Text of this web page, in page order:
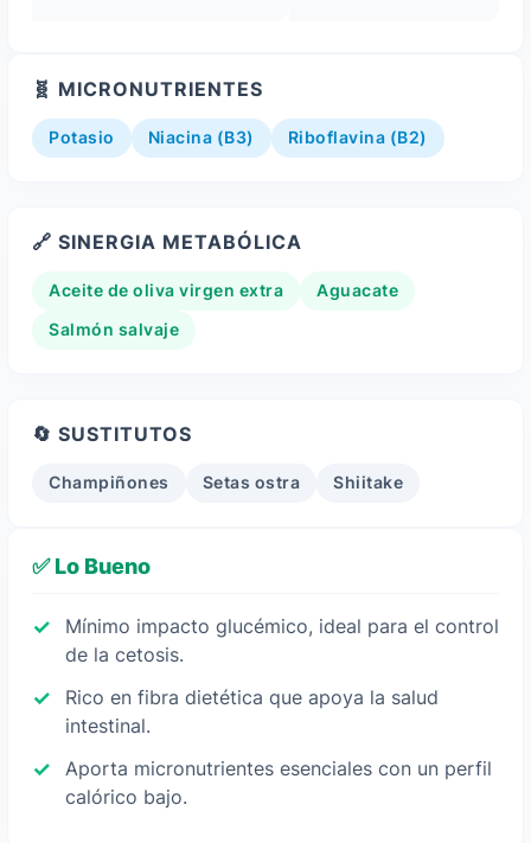
🧬 MICRONUTRIENTES
Potasio Niacina (B3) Riboflavina (B2)
🔗 SINERGIA METABÓLICA
Aceite de oliva virgen extra Aguacate
Salmón salvaje
🔄 SUSTITUTOS
Champiñones Setas ostra Shiitake
✅ Lo Bueno
Mínimo impacto glucémico, ideal para el control
de la cetosis.
Rico en fibra dietética que apoya la salud
intestinal.
Aporta micronutrientes esenciales con un perfil
calórico bajo.